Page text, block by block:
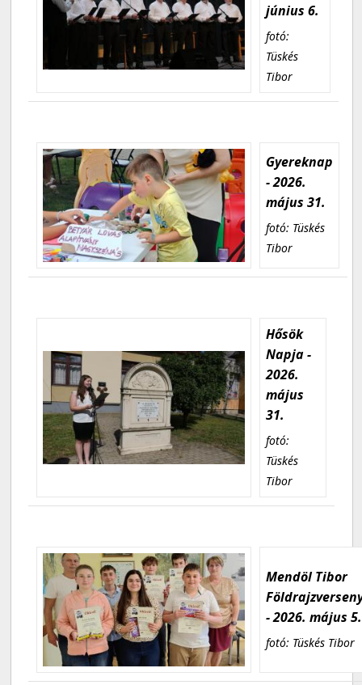
június 6.
fotó:
Tüskés
Tibor
Gyereknap
- 2026.
május 31.
fotó: Tüskés
Tibor
Hősök
Napja -
2026.
május
31.
fotó:
Tüskés
Tibor
Mendöl Tibor
- 2026. május 5.
fotó: Tüskés Tibor